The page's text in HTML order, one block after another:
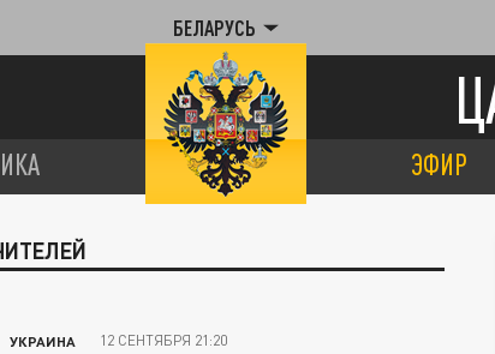
БЕЛАРУСЬ
ЭФИР
УКРАИНА 12 СЕНТЯБРЯ 21:20